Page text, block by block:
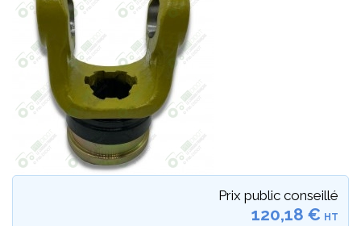
Prix public conseillé
120,18 € HT